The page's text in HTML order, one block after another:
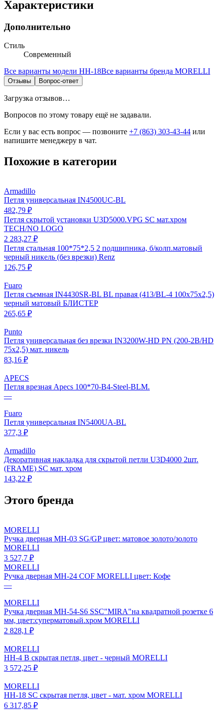
Характеристики
Дополнительно
Стиль
Современный
Все варианты модели HH-18Все варианты бренда MORELLI
Отзывы Вопрос-ответ
Загрузка отзывов…
Вопросов по этому товару ещё не задавали.
Если у вас есть вопрос — позвоните +7 (863) 303-43-44 или
напишите менеджеру в чат.
Похожие в категории
Armadillo
Петля универсальная IN4500UC-BL
482,79 ₽
Петля скрытой установки U3D5000.VPG SC мат.хром
TECH/NO LOGO
2 283,27 ₽
Петля стальная 100*75*2,5 2 подшипника, б/колп.матовый
черный никель (без врезки) Renz
126,75 ₽
Fuaro
Петля съемная IN4430SR-BL BL правая (413/BL-4 100x75x2,5)
черный матовый БЛИСТЕР
265,65 ₽
Punto
Петля универсальная без врезки IN3200W-HD PN (200-2B/HD
75x2,5) мат. никель
83,16 ₽
APECS
Петля врезная Apecs 100*70-B4-Steel-BLM.
—
Fuaro
Петля универсальная IN5400UA-BL
377,3 ₽
Armadillo
Декоративная накладка для скрытой петли U3D4000 2шт.
(FRAME) SC мат. хром
143,22 ₽
Этого бренда
MORELLI
Ручка дверная MH-03 SG/GP цвет: матовое золото/золото
MORELLI
3 527,7 ₽
MORELLI
Ручка дверная MH-24 CОF MORELLI цвет: Кофе
—
MORELLI
Ручка дверная MH-54-S6 SSC"MIRA"на квадратной розетке 6
мм, цвет:суперматовый.хром MORELLI
2 828,1 ₽
MORELLI
HH-4 B скрытая петля, цвет - черный MORELLI
3 572,25 ₽
MORELLI
HH-18 SC скрытая петля, цвет - мат. хром MORELLI
6 317,85 ₽